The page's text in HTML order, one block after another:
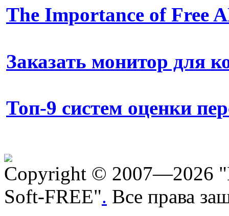
The Importance of Free
Заказать монитор для
Топ-9 систем оценки
Copyright © 2007—2026
Soft-FREE". Все права